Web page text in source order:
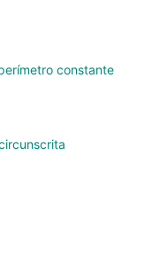
constante